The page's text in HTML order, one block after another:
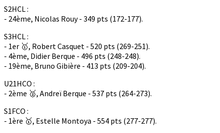
S2HCL :
- 24ème, Nicolas Rouy - 349 pts (172-177).
S3HCL :
- 1er 🥇, Robert Casquet - 520 pts (269-251).
- 4ème, Didier Berque - 496 pts (248-248).
- 19ème, Bruno Gibière - 413 pts (209-204).
U21HCO :
- 2ème 🥈, Andreï Berque - 537 pts (264-273).
S1FCO :
- 1ère 🥇, Estelle Montoya - 554 pts (277-277).